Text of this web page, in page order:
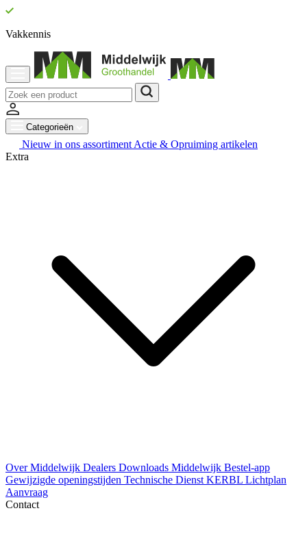
Vakkennis
Categorieën
Nieuw in ons assortiment Actie & Opruiming artikelen
Extra
Over Middelwijk Dealers Downloads Middelwijk Bestel-app
Gewijzigde openingstijden Technische Dienst KERBL Lichtplan
Aanvraag
Contact